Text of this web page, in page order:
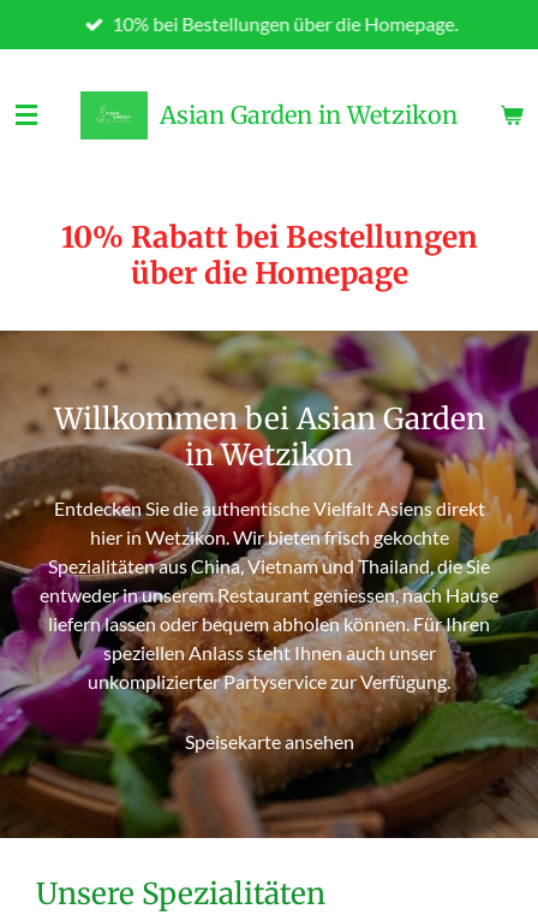
Hauptinhalt
10% bei Bestellungen über die Homepage.
Asian Garden in Wetzikon
10% Rabatt bei Bestellungen
über die Homepage
Willkommen bei Asian Garden
in Wetzikon
Entdecken Sie die authentische Vielfalt Asiens direkt
hier in Wetzikon. Wir bieten frisch gekochte
Spezialitäten aus China, Vietnam und Thailand, die Sie
entweder in unserem Restaurant geniessen, nach Hause
liefern lassen oder bequem abholen können. Für Ihren
speziellen Anlass steht Ihnen auch unser
unkomplizierter Partyservice zur Verfügung.
Speisekarte ansehen
Unsere Spezialitäten